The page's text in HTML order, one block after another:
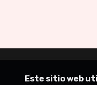
Este sitio web